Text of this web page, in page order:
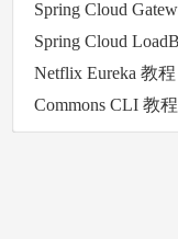
Netflix Eureka 教程
Commons CLI 教程